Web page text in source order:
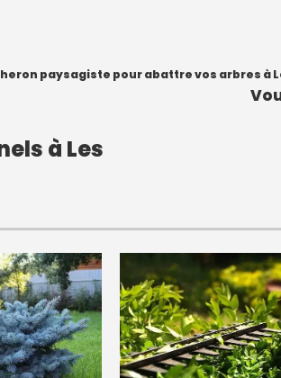
paysagiste pour abattre vos arbres à
à Les